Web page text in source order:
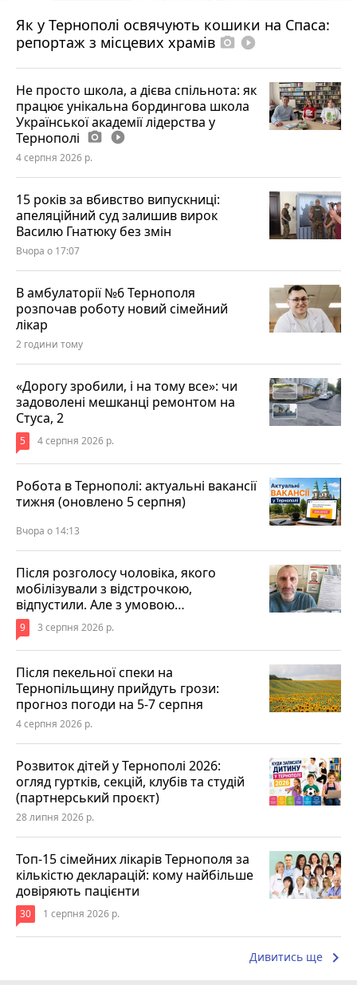
Як у Тернополі освячують кошики на Спаса:
репортаж з місцевих храмів photo_camera play_circle_filled
Не просто школа, а дієва спільнота: як
працює унікальна бордингова школа
Української академії лідерства у
Тернополі photo_camera play_circle_filled
4 серпня 2026 р.
15 років за вбивство випускниці:
апеляційний суд залишив вирок
Василю Гнатюку без змін
Вчора о 17:07
В амбулаторії №6 Тернополя
розпочав роботу новий сімейний
лікар
2 години тому
«Дорогу зробили, і на тому все»: чи
задоволені мешканці ремонтом на
Стуса, 2
5 4 серпня 2026 р.
Робота в Тернополі: актуальні вакансії
тижня (оновлено 5 серпня)
Вчора о 14:13
Після розголосу чоловіка, якого
мобілізували з відстрочкою,
відпустили. Але з умовою…
9 3 серпня 2026 р.
Після пекельної спеки на
Тернопільщину прийдуть грози:
прогноз погоди на 5-7 серпня
4 серпня 2026 р.
Розвиток дітей у Тернополі 2026:
огляд гуртків, секцій, клубів та студій
(партнерський проєкт)
28 липня 2026 р.
Топ-15 сімейних лікарів Тернополя за
кількістю декларацій: кому найбільше
довіряють пацієнти
30 1 серпня 2026 р.
Дивитись ще keyboard_arrow_right